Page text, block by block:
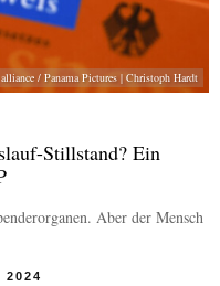
/ Panama Pictures | Christoph Hardt
Stillstand? Ein
Aber der Mensch
2024